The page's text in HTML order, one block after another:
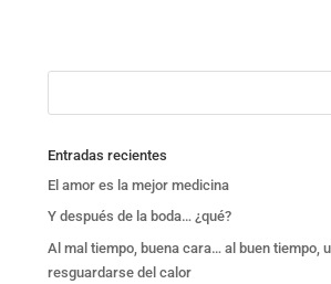
Entradas recientes
El amor es la mejor medicina
Y después de la boda… ¿qué?
Al mal tiempo, buena cara… al buen tiempo,
resguardarse del calor